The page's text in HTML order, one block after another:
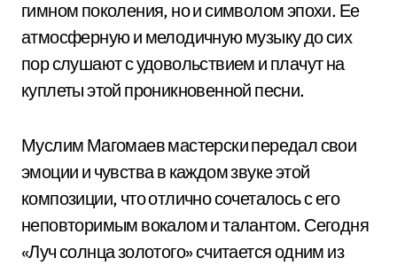
гимном поколения, но и символом эпохи. Ее
атмосферную и мелодичную музыку до сих
пор слушают с удовольствием и плачут на
куплеты этой проникновенной песни.
Муслим Магомаев мастерски передал свои
эмоции и чувства в каждом звуке этой
композиции, что отлично сочеталось с его
неповторимым вокалом и талантом. Сегодня
«Луч солнца золотого» считается одним из